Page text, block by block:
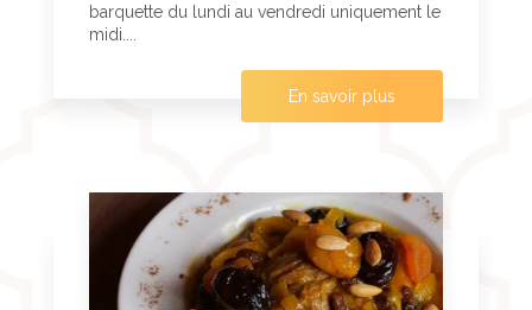
barquette du lundi au vendredi uniquement le
midi....
En savoir plus